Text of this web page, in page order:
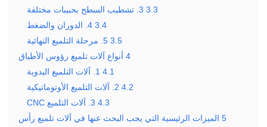
3.3 3. تشطيب السطح بحبيبات مختلفة
3.4 4. الدوران والضغط
3.5 5. مرحلة التلميع النهائية
4 أنواع آلات تلميع رؤوس الأطباق
4.1 1. آلات التلميع اليدوية
4.2 2. آلات التلميع الأوتوماتيكية
4.3 3. آلات التلميع CNC
5 الميزات الرئيسية التي يجب البحث عنها في آلات تلميع رأس